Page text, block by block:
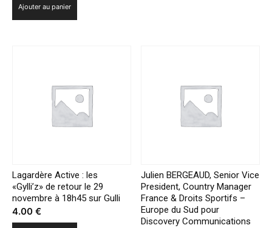
Ajouter au panier
Lagardère Active : les
«Gylli’z» de retour le 29
novembre à 18h45 sur Gulli
4.00 €
Julien BERGEAUD, Senior Vice
President, Country Manager
France & Droits Sportifs –
Europe du Sud pour
Discovery Communications